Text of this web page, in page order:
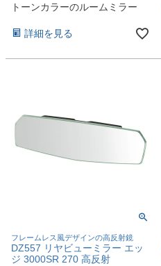
トーンカラーのルームミラー
詳細を見る
フレームレス風デザインの高反射鏡
DZ557 リヤビューミラー エッ
ジ 3000SR 270 高反射